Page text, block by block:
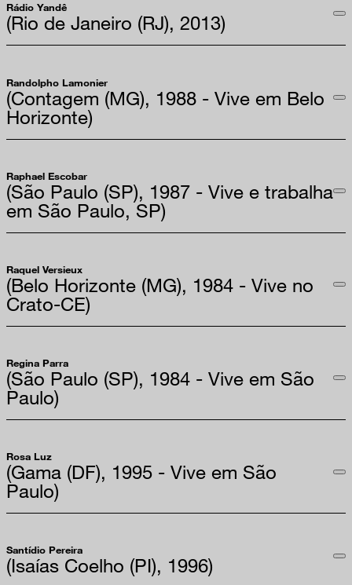
Rádio Yandê
(Rio de Janeiro (RJ), 2013)
Randolpho Lamonier
(Contagem (MG), 1988 - Vive em Belo
Horizonte)
Raphael Escobar
(São Paulo (SP), 1987 - Vive e trabalha
em São Paulo, SP)
Raquel Versieux
(Belo Horizonte (MG), 1984 - Vive no
Crato-CE)
Regina Parra
(São Paulo (SP), 1984 - Vive em São
Paulo)
Rosa Luz
(Gama (DF), 1995 - Vive em São
Paulo)
Santídio Pereira
(Isaías Coelho (PI), 1996)